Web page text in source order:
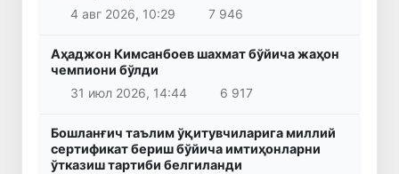
4 авг 2026, 10:29
7 946
Аҳаджон Кимсанбоев шахмат бўйича жаҳон
чемпиони бўлди
31 июл 2026, 14:44
6 917
Бошланғич таълим ўқитувчиларига миллий
сертификат бериш бўйича имтиҳонларни
ўтказиш тартиби белгиланди